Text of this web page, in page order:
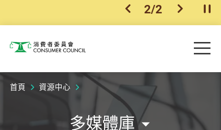
上一個
2/2 下一個開
消費者委員會 目
首頁 資源中心
多媒體庫